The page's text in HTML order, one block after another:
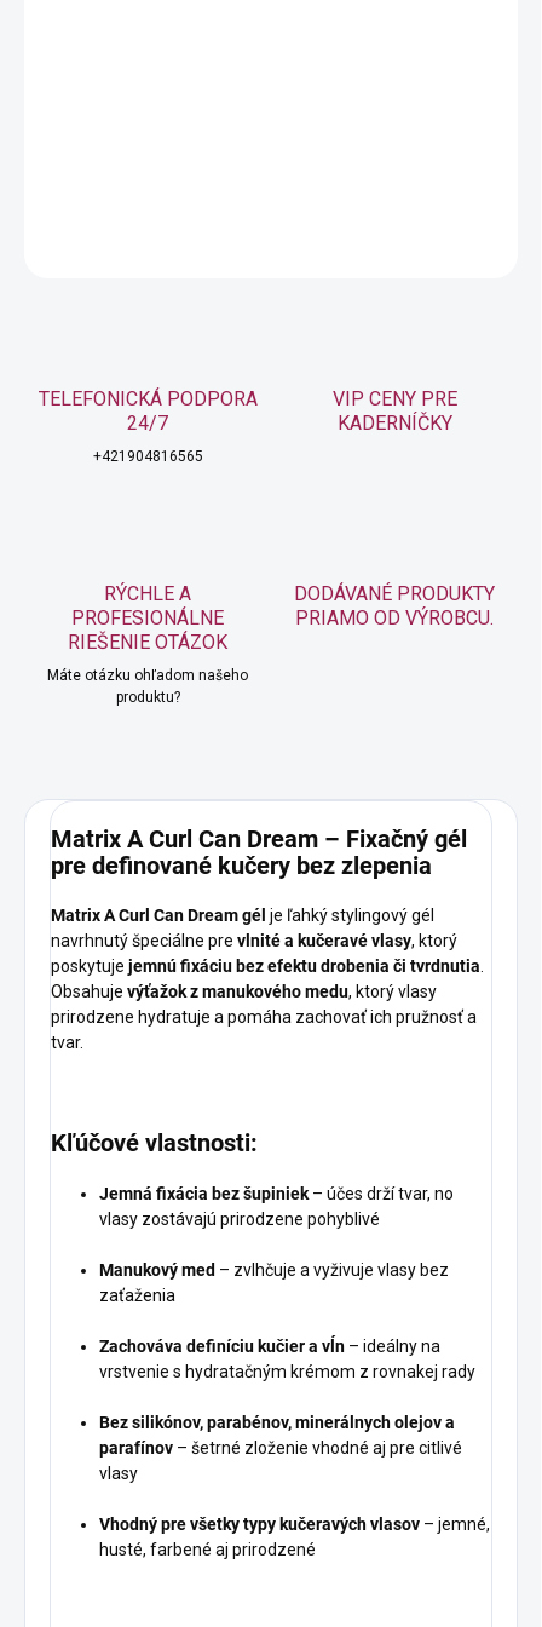
TELEFONICKÁ PODPORA
24/7
+421904816565
VIP CENY PRE
KADERNÍČKY
RÝCHLE A
PROFESIONÁLNE
RIEŠENIE OTÁZOK
Máte otázku ohľadom našeho
produktu?
DODÁVANÉ PRODUKTY
PRIAMO OD VÝROBCU.
Matrix A Curl Can Dream – Fixačný gél
pre definované kučery bez zlepenia
Matrix A Curl Can Dream gél je ľahký stylingový gél
navrhnutý špeciálne pre vlnité a kučeravé vlasy, ktorý
poskytuje jemnú fixáciu bez efektu drobenia či tvrdnutia.
Obsahuje výťažok z manukového medu, ktorý vlasy
prirodzene hydratuje a pomáha zachovať ich pružnosť a
tvar.
Kľúčové vlastnosti:
Jemná fixácia bez šupiniek– účes drží tvar, no
vlasy zostávajú prirodzene pohyblivé
Manukový med – zvlhčuje a vyživuje vlasy bez
zaťaženia
Zachováva definíciu kučier a vĺn – ideálny na
vrstvenie s hydratačným krémom z rovnakej rady
Bez silikónov, parabénov, minerálnych olejov a
parafínov – šetrné zloženie vhodné aj pre citlivé
vlasy
Vhodný pre všetky typy kučeravých vlasov – jemné,
husté, farbené aj prirodzené